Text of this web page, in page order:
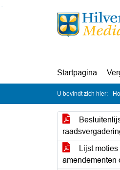
Ga naar de inhoud van deze pagina
Ga naar het zoeken
Ga naar het menu
Startpagina
U bevindt zich hier:
Lijst moties
amendementen